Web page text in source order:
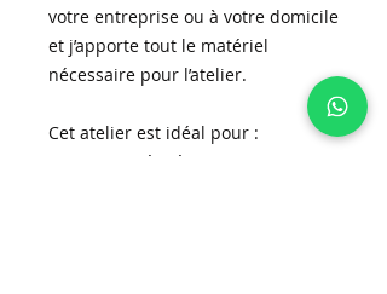
votre entreprise ou à votre domicile
et j’apporte tout le matériel
nécessaire pour l’atelier.
Cet atelier est idéal pour :
•⁠ ⁠une activité créative entre